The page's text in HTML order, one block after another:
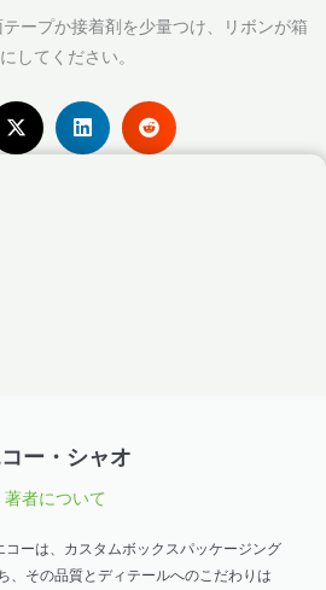
ープか接着剤を少量つけ、リボンが箱
してください。
ー・シャオ
著者について
ーは、カスタムボックスパッケージング
、その品質とディテールへのこだわりは